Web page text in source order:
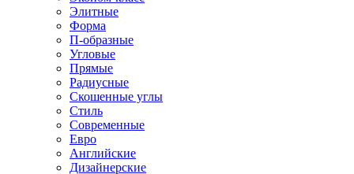
Элитные
Форма
П-образные
Угловые
Прямые
Радиусные
Скошенные углы
Стиль
Современные
Евро
Английские
Дизайнерские